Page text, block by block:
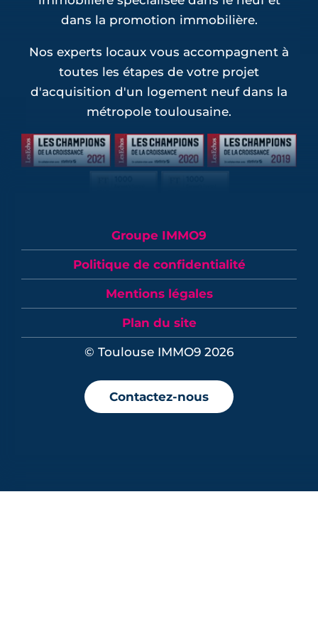
dans la promotion immobilière.
Nos experts locaux vous accompagnent à
toutes les étapes de votre projet
d'acquisition d'un logement neuf dans la
métropole toulousaine.
Groupe IMMO9
Politique de confidentialité
Mentions légales
Plan du site
© Toulouse IMMO9 2026
Contactez-nous